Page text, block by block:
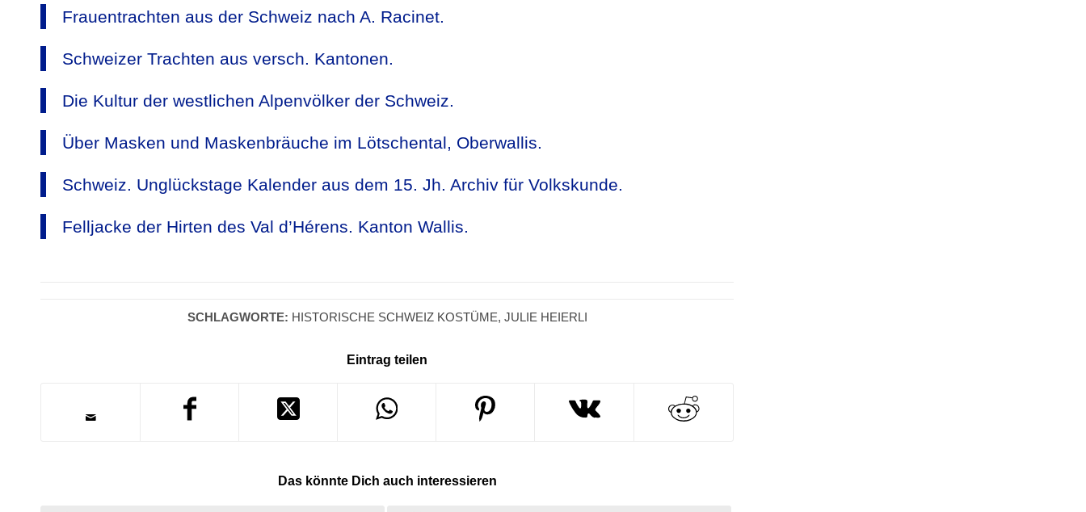
Frauentrachten aus der Schweiz nach A. Racinet.
Schweizer Trachten aus versch. Kantonen.
Die Kultur der westlichen Alpenvölker der Schweiz.
Über Masken und Maskenbräuche im Lötschental, Oberwallis.
Schweiz. Unglückstage Kalender aus dem 15. Jh. Archiv für Volkskunde.
Felljacke der Hirten des Val d’Hérens. Kanton Wallis.
SCHLAGWORTE: HISTORISCHE SCHWEIZ KOSTÜME, JULIE HEIERLI
Eintrag teilen
Das könnte Dich auch interessieren